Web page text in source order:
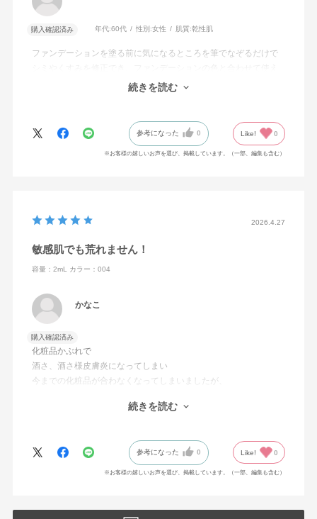
購入確認済み 年代:60代 性別:女性 肌質:乾性肌
ファンデーションを塗る前に気になるところを筆でなぞるだけで
ば自然な仕上がりになる。オンラインのみで、店頭で買えなくな
続きを読む
参考になった 0 Like! 0
※お客様の嬉しいお声を選び、掲載しています。（一部、編集も含む）
2026.4.27
敏感肌でも荒れません！
容量：2mL カラー：004
かなこ
購入確認済み
化粧品かぶれで
酒さ、酒さ様皮膚炎になってしまい
今までの化粧品が合わなくなってしまいましたが、
続きを読む
参考になった 0 Like! 0
※お客様の嬉しいお声を選び、掲載しています。（一部、編集も含む）